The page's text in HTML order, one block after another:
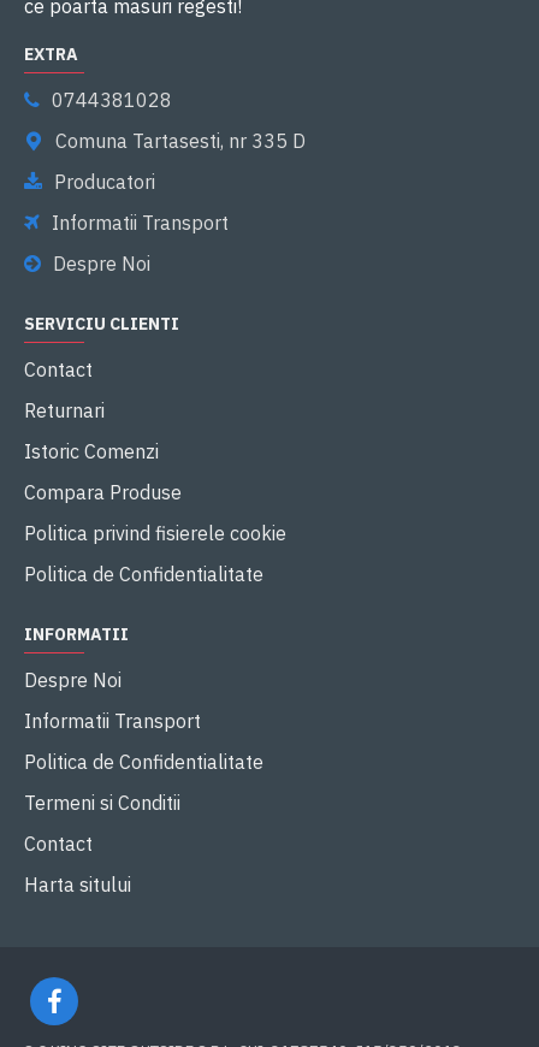
ce poarta masuri regesti!
EXTRA
0744381028
Comuna Tartasesti, nr 335 D
Producatori
Informatii Transport
Despre Noi
SERVICIU CLIENTI
Contact
Returnari
Istoric Comenzi
Compara Produse
Politica privind fisierele cookie
Politica de Confidentialitate
INFORMATII
Despre Noi
Informatii Transport
Politica de Confidentialitate
Termeni si Conditii
Contact
Harta sitului